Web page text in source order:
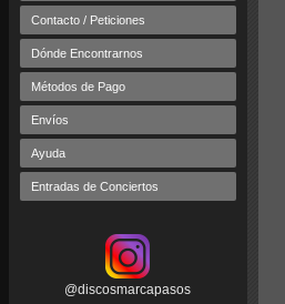
Contacto / Peticiones
Dónde Encontrarnos
Métodos de Pago
Envíos
Ayuda
Entradas de Conciertos
@discosmarcapasos